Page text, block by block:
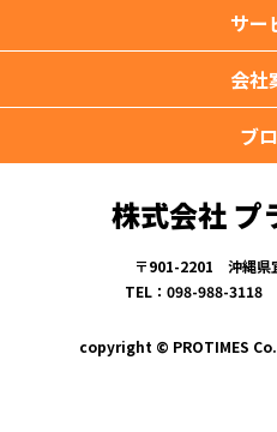
サー
会社
ブ
株式会社 プ
〒901-2201 沖縄県
TEL：098-988-3118
copyright © PROTIMES